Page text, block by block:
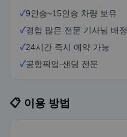
✓9인승~15인승 차량 보유
✓경험 많은 전문 기사님 배정
✓24시간 즉시 예약 가능
✓공항픽업·샌딩 전문
📋 이용 방법